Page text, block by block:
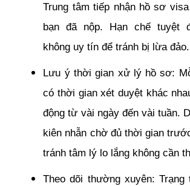
Trung tâm tiếp nhận hồ sơ
bạn đã nộp. Hạn chế tuyệt
không uy tín để tránh bị lừa đảo.
Lưu ý thời gian xử lý hồ sơ:
có thời gian xét duyệt khác
động từ vài ngày đến vài tuần.
kiên nhẫn chờ đủ thời gian
tránh tâm lý lo lắng không cần
Theo dõi thường xuyên: